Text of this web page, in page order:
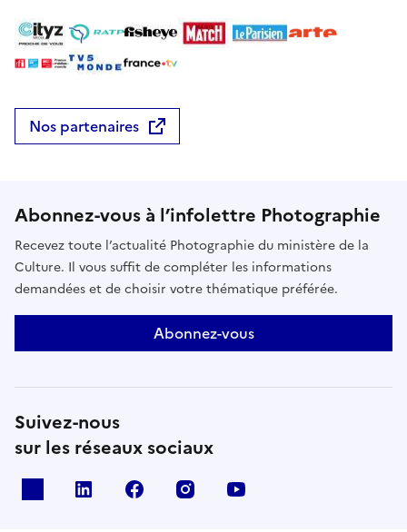
Nos partenaires
Abonnez-vous à l’infolettre Photographie
Recevez toute l’actualité Photographie du ministère de la
Culture. Il vous suffit de compléter les informations
demandées et de choisir votre thématique préférée.
Abonnez-vous
Suivez-nous
sur les réseaux sociaux
Linkedin Facebook Instagram